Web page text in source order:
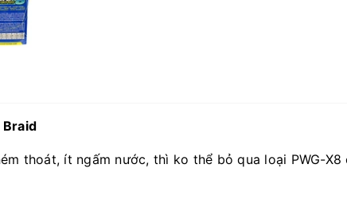
Braid
thoát, ít ngấm nước, thì ko thể bỏ qua loại PWG-X8